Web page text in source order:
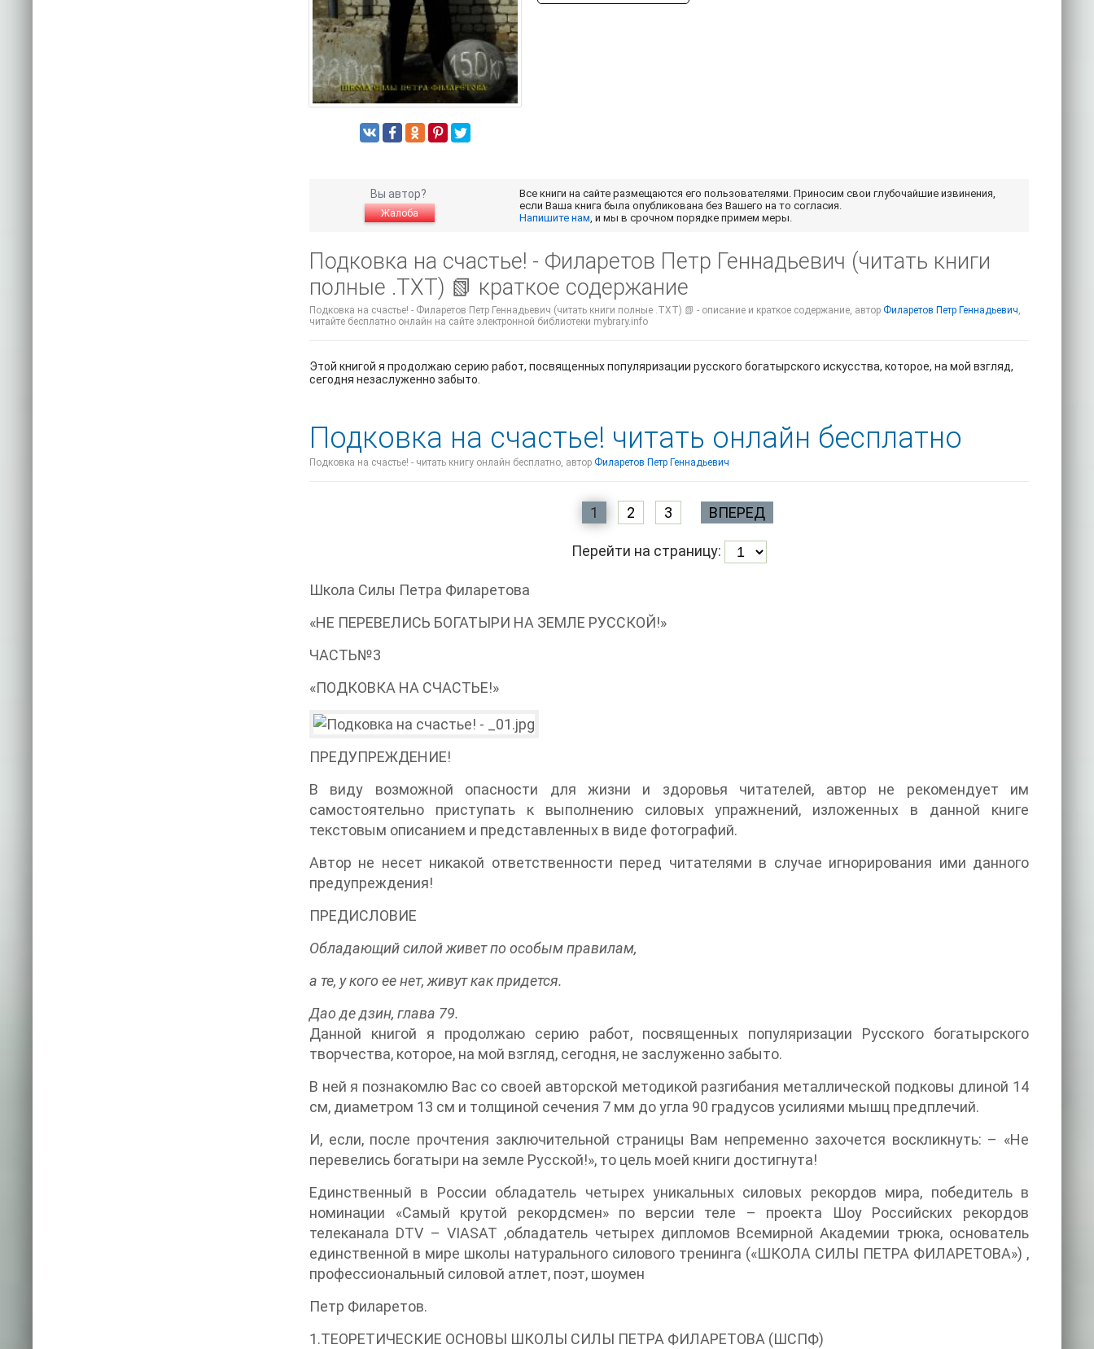
Вы автор?
Жалоба
Все книги на сайте размещаются его пользователями. Приносим свои глубочайшие извинения,
если Ваша книга была опубликована без Вашего на то согласия.
Напишите нам, и мы в срочном порядке примем меры.
Подковка на счастье! - Филаретов Петр Геннадьевич (читать книги
полные .TXT) 📗 краткое содержание
Подковка на счастье! - Филаретов Петр Геннадьевич (читать книги полные .TXT) 📗 - описание и краткое содержание, автор Филаретов Петр Геннадьевич,
читайте бесплатно онлайн на сайте электронной библиотеки mybrary.info
Этой книгой я продолжаю серию работ, посвященных популяризации русского богатырского искусства, которое, на мой взгляд,
сегодня незаслуженно забыто.
Подковка на счастье! читать онлайн бесплатно
Подковка на счастье! - читать книгу онлайн бесплатно, автор Филаретов Петр Геннадьевич
1 2 3 ВПЕРЕД
Перейти на страницу:
Школа Силы Петра Филаретова
«НЕ ПЕРЕВЕЛИСЬ БОГАТЫРИ НА ЗЕМЛЕ РУССКОЙ!»
ЧАСТЬ№3
«ПОДКОВКА НА СЧАСТЬЕ!»
ПРЕДУПРЕЖДЕНИЕ!
В виду возможной опасности для жизни и здоровья читателей, автор не рекомендует им
самостоятельно приступать к выполнению силовых упражнений, изложенных в данной книге
текстовым описанием и представленных в виде фотографий.
Автор не несет никакой ответственности перед читателями в случае игнорирования ими данного
предупреждения!
ПРЕДИСЛОВИЕ
Обладающий силой живет по особым правилам,
а те, у кого ее нет, живут как придется.
Дао де дзин, глава 79.
Данной книгой я продолжаю серию работ, посвященных популяризации Русского богатырского
творчества, которое, на мой взгляд, сегодня, не заслуженно забыто.
В ней я познакомлю Вас со своей авторской методикой разгибания металлической подковы длиной 14
см, диаметром 13 см и толщиной сечения 7 мм до угла 90 градусов усилиями мышц предплечий.
И, если, после прочтения заключительной страницы Вам непременно захочется воскликнуть: – «Не
перевелись богатыри на земле Русской!», то цель моей книги достигнута!
Единственный в России обладатель четырех уникальных силовых рекордов мира, победитель в
номинации «Самый крутой рекордсмен» по версии теле – проекта Шоу Российских рекордов
телеканала DTV – VIASAT ,обладатель четырех дипломов Всемирной Академии трюка, основатель
единственной в мире школы натурального силового тренинга («ШКОЛА СИЛЫ ПЕТРА ФИЛАРЕТОВА») ,
профессиональный силовой атлет, поэт, шоумен
Петр Филаретов.
1.ТЕОРЕТИЧЕСКИЕ ОСНОВЫ ШКОЛЫ СИЛЫ ПЕТРА ФИЛАРЕТОВА (ШСПФ)